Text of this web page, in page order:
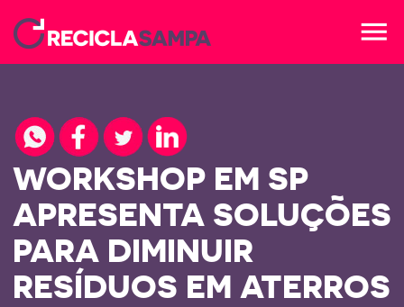
menu
WORKSHOP EM SP
APRESENTA SOLUÇÕES
PARA DIMINUIR
RESÍDUOS EM ATERROS